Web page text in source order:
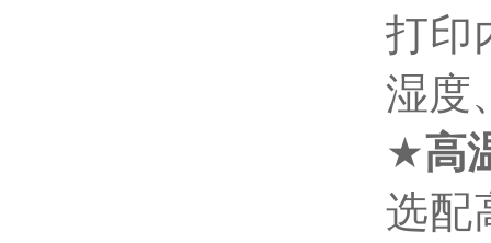
打印
湿度
★高
选配